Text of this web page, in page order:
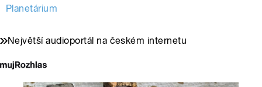
Planetárium
Největší audioportál na českém internetu